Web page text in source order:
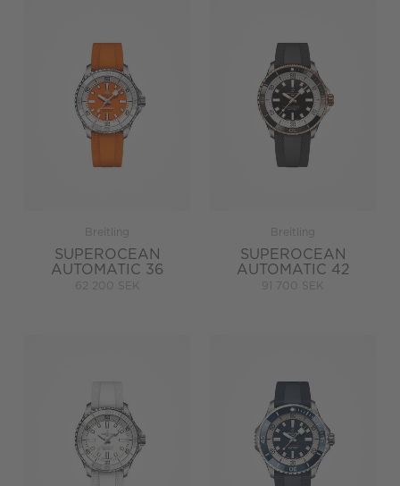
Breitling
SUPEROCEAN
AUTOMATIC 36
62 200 SEK
Breitling
SUPEROCEAN
AUTOMATIC 42
91 700 SEK